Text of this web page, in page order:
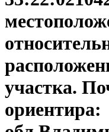
участка.
ориентира: